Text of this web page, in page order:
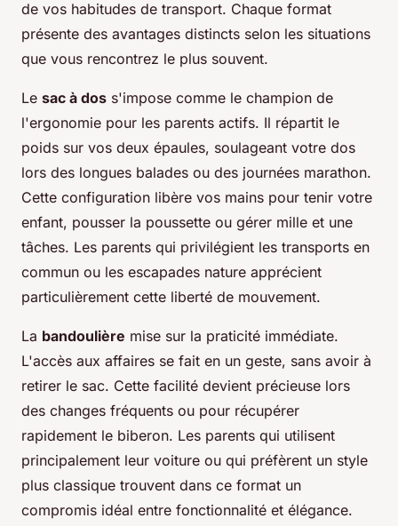
de vos habitudes de transport. Chaque format
présente des avantages distincts selon les situations
que vous rencontrez le plus souvent.
Le sac à dos s'impose comme le champion de
l'ergonomie pour les parents actifs. Il répartit le
poids sur vos deux épaules, soulageant votre dos
lors des longues balades ou des journées marathon.
Cette configuration libère vos mains pour tenir votre
enfant, pousser la poussette ou gérer mille et une
tâches. Les parents qui privilégient les transports en
commun ou les escapades nature apprécient
particulièrement cette liberté de mouvement.
La bandoulière mise sur la praticité immédiate.
L'accès aux affaires se fait en un geste, sans avoir à
retirer le sac. Cette facilité devient précieuse lors
des changes fréquents ou pour récupérer
rapidement le biberon. Les parents qui utilisent
principalement leur voiture ou qui préfèrent un style
plus classique trouvent dans ce format un
compromis idéal entre fonctionnalité et élégance.